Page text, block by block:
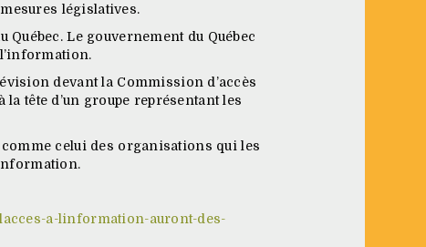
législatives.
Le gouvernement du Québec
devant la Commission d’accès
tête d’un groupe représentant les
celui des organisations qui les
a-linformation-auront-des-